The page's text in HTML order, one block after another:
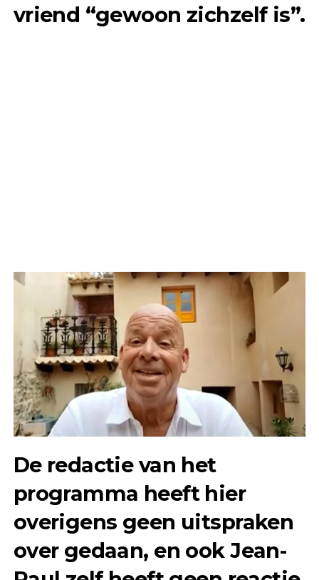
vriend “gewoon zichzelf is”.
De redactie van het
programma heeft hier
overigens geen uitspraken
over gedaan, en ook Jean-